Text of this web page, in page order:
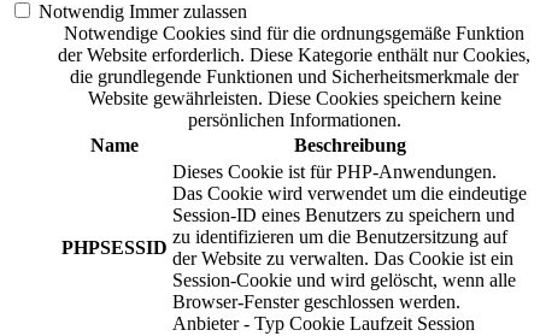
Notwendig Immer zulassen
Notwendige Cookies sind für die ordnungsgemäße Funktion
der Website erforderlich. Diese Kategorie enthält nur Cookies,
die grundlegende Funktionen und Sicherheitsmerkmale der
Website gewährleisten. Diese Cookies speichern keine
persönlichen Informationen.
Name
Beschreibung
PHPSESSID
Dieses Cookie ist für PHP-Anwendungen.
Das Cookie wird verwendet um die eindeutige
Session-ID eines Benutzers zu speichern und
zu identifizieren um die Benutzersitzung auf
der Website zu verwalten. Das Cookie ist ein
Session-Cookie und wird gelöscht, wenn alle
Browser-Fenster geschlossen werden.
Anbieter - Typ Cookie Laufzeit Session